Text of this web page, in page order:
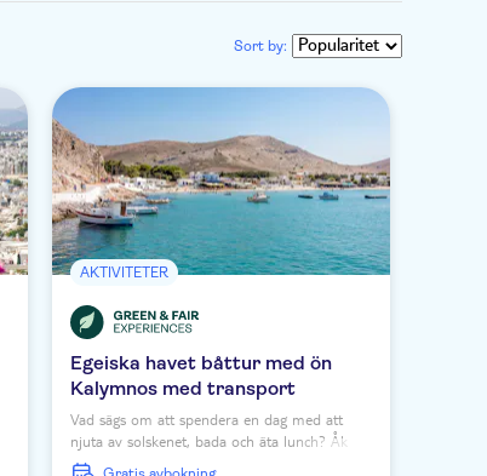
Sort by:
AKTIVITETER
Egeiska havet båttur med ön
Kalymnos med transport
Vad sägs om att spendera en dag med att
njuta av solskenet, bada och äta lunch? Åk
från Kos till öarna Pserimos, Kalymnos och